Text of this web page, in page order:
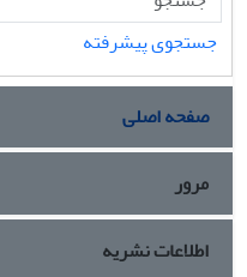
جستجوی پیشرفته
صفحه اصلی
مرور
اطلاعات نشریه